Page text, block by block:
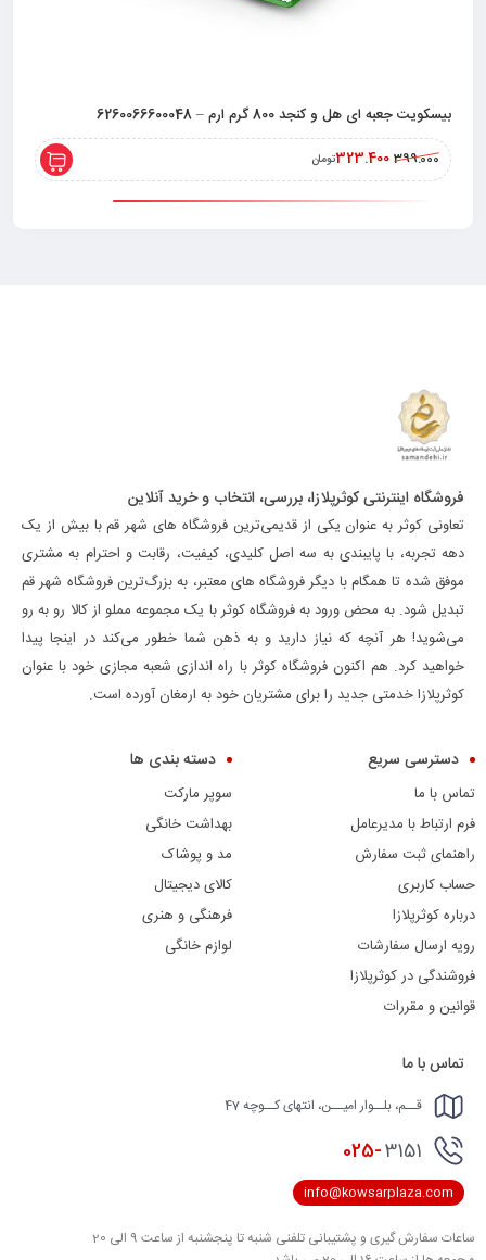
بیسکویت جعبه ای هل و کنجد 800 گرم ارم – 6260066600048
399.000
323.400تومان
فروشگاه اینترنتی کوثرپلازا، بررسی، انتخاب و خرید آنلاین
تعاونی کوثر به عنوان یکی از قدیمی‌ترین فروشگاه های شهر قم با بیش از یک
دهه تجربه، با پایبندی به سه اصل کلیدی، کیفیت، رقابت و احترام به مشتری
موفق شده تا همگام با دیگر فروشگاه های معتبر، به بزرگ‌ترین فروشگاه شهر قم
تبدیل شود. به محض ورود به فروشگاه کوثر با یک مجموعه مملو از کالا رو به رو
می‌شوید! هر آنچه که نیاز دارید و به ذهن شما خطور می‌کند در اینجا پیدا
خواهید کرد. هم اکنون فروشگاه کوثر با راه اندازی شعبه مجازی خود با عنوان
کوثرپلازا خدمتی جدید را برای مشتریان خود به ارمغان آورده است.
دسترسی سریع
تماس با ما
فرم ارتباط با مدیرعامل
راهنمای ثبت سفارش
حساب کاربری
درباره کوثرپلازا
رویه ارسال سفارشات
فروشندگی در کوثرپلازا
قوانین و مقررات
دسته بندی ها
سوپر مارکت
بهداشت خانگی
مد و پوشاک
کالای دیجیتال
فرهنگی و هنری
لوازم خانگی
تماس با ما
قــم، بلــوار امیــن، انتهای کــوچه 47
025-3151
info@kowsarplaza.com
ساعات سفارش گیری و پشتیبانی تلفنی شنبه تا پنجشنبه از ساعت 9 الی 20